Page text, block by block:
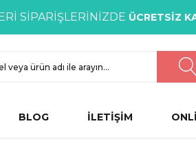
SİPARİŞLERİNİZDE ÜCRETSİZ
BLOG İLETİŞİM